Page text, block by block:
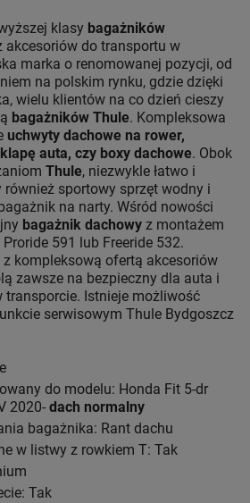
klasy bagażników
akcesoriów do transportu w
marka o renomowanej pozycji, od
na polskim rynku, gdzie dzięki
wielu klientów na co dzień cieszy
bagażników Thule. Kompleksowa
uchwyty dachowe na rower,
auta, czy boxy dachowe. Obok
Thule, niezwykle łatwo i
sportowy sprzęt wodny i
na narty. Wśród nowości
bagażnik dachowy z montażem
591 lub Freeride 532.
z kompleksową ofertą akcesoriów
zawsze na bezpieczny dla auta i
transporcie. Istnieje możliwość
serwisowym Thule Bydgoszcz
do modelu: Honda Fit 5-dr
2020- dach normalny
bagażnika: Rant dachu
w listwy z rowkiem T: Tak
Tak